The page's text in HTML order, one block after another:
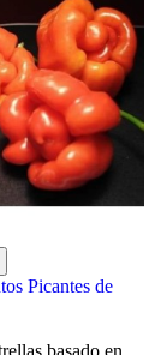
Picantes de